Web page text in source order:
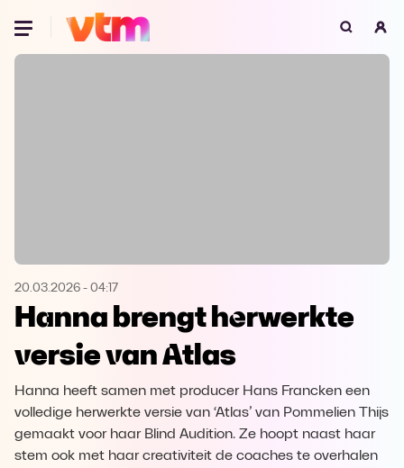
Oeps, browser niet ondersteund
Microsoft Edge Download
Opera
20.03.2026 - 04:17
Hanna brengt herwerkte
versie van Atlas
Hanna heeft samen met producer Hans Francken een
volledige herwerkte versie van ‘Atlas’ van Pommelien Thijs
gemaakt voor haar Blind Audition. Ze hoopt naast haar
stem ook met haar creativiteit de coaches te overhalen